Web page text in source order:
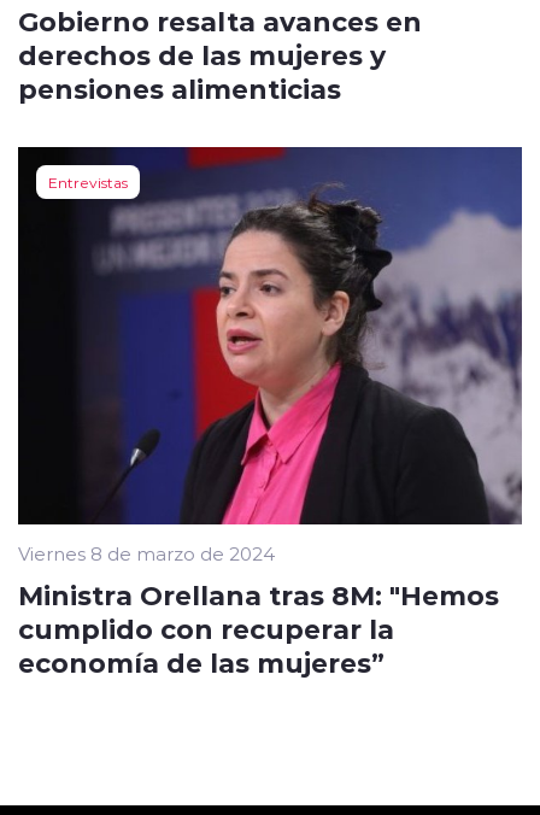
Gobierno resalta avances en
derechos de las mujeres y
pensiones alimenticias
Entrevistas
Viernes 8 de marzo de 2024
Ministra Orellana tras 8M: "Hemos
cumplido con recuperar la
economía de las mujeres”